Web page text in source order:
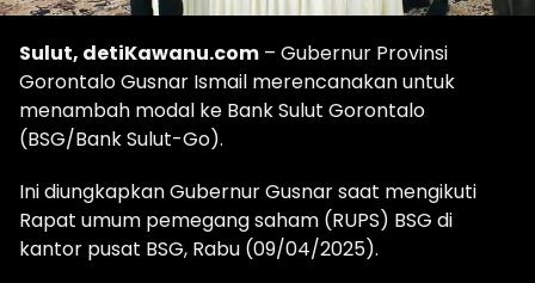
Sulut, detiKawanu.com – Gubernur Provinsi
Gorontalo Gusnar Ismail merencanakan untuk
menambah modal ke Bank Sulut Gorontalo
(BSG/Bank Sulut-Go).
Ini diungkapkan Gubernur Gusnar saat mengikuti
Rapat umum pemegang saham (RUPS) BSG di
kantor pusat BSG, Rabu (09/04/2025).